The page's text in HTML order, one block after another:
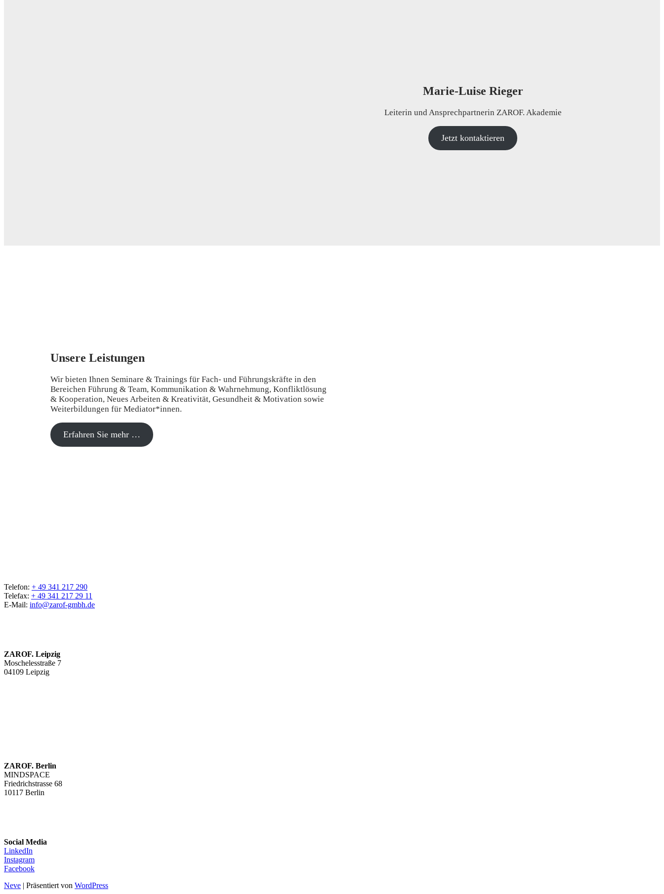
Marie-Luise Rieger
Leiterin und Ansprechpartnerin ZAROF. Akademie
Jetzt kontaktieren
Unsere Leistungen
Wir bieten Ihnen Seminare & Trainings für Fach- und Führungskräfte in den
Bereichen Führung & Team, Kommunikation & Wahrnehmung, Konfliktlösung
& Kooperation, Neues Arbeiten & Kreativität, Gesundheit & Motivation sowie
Weiterbildungen für Mediator*innen.
Erfahren Sie mehr …
Telefon: + 49 341 217 290
Telefax: + 49 341 217 29 11
E-Mail: info@zarof-gmbh.de
ZAROF. Leipzig
Moschelesstraße 7
04109 Leipzig
ZAROF. Berlin
MINDSPACE
Friedrichstrasse 68
10117 Berlin
Social Media
LinkedIn
Instagram
Facebook
Neve | Präsentiert von WordPress